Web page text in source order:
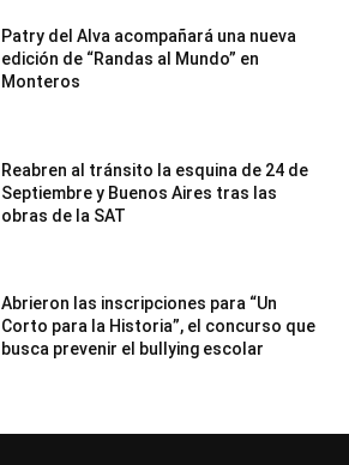
Patry del Alva acompañará una nueva
edición de “Randas al Mundo” en
Monteros
Reabren al tránsito la esquina de 24 de
Septiembre y Buenos Aires tras las
obras de la SAT
Abrieron las inscripciones para “Un
Corto para la Historia”, el concurso que
busca prevenir el bullying escolar